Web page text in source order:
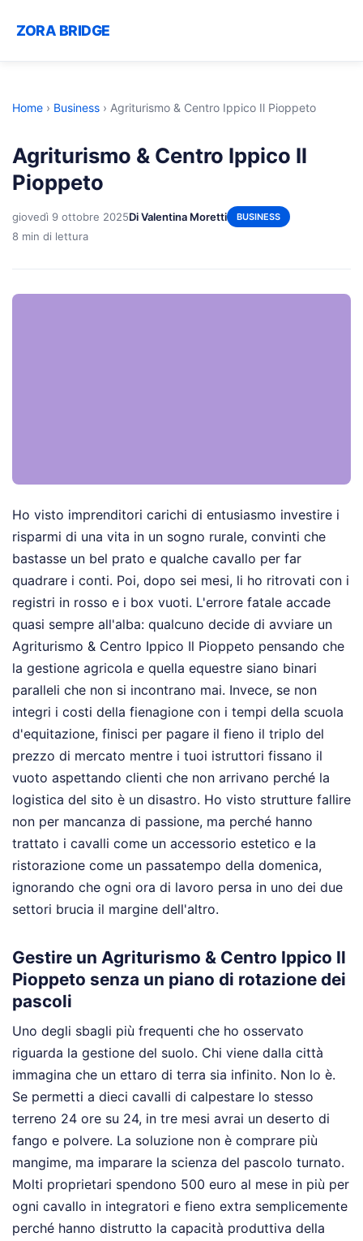
ZORA BRIDGE
Home › Business › Agriturismo & Centro Ippico Il Pioppeto
Agriturismo & Centro Ippico Il
Pioppeto
giovedì 9 ottobre 2025Di Valentina Moretti BUSINESS
8 min di lettura
Ho visto imprenditori carichi di entusiasmo investire i
risparmi di una vita in un sogno rurale, convinti che
bastasse un bel prato e qualche cavallo per far
quadrare i conti. Poi, dopo sei mesi, li ho ritrovati con i
registri in rosso e i box vuoti. L'errore fatale accade
quasi sempre all'alba: qualcuno decide di avviare un
Agriturismo & Centro Ippico Il Pioppeto pensando che
la gestione agricola e quella equestre siano binari
paralleli che non si incontrano mai. Invece, se non
integri i costi della fienagione con i tempi della scuola
d'equitazione, finisci per pagare il fieno il triplo del
prezzo di mercato mentre i tuoi istruttori fissano il
vuoto aspettando clienti che non arrivano perché la
logistica del sito è un disastro. Ho visto strutture fallire
non per mancanza di passione, ma perché hanno
trattato i cavalli come un accessorio estetico e la
ristorazione come un passatempo della domenica,
ignorando che ogni ora di lavoro persa in uno dei due
settori brucia il margine dell'altro.
Gestire un Agriturismo & Centro Ippico Il
Pioppeto senza un piano di rotazione dei
pascoli
Uno degli sbagli più frequenti che ho osservato
riguarda la gestione del suolo. Chi viene dalla città
immagina che un ettaro di terra sia infinito. Non lo è.
Se permetti a dieci cavalli di calpestare lo stesso
terreno 24 ore su 24, in tre mesi avrai un deserto di
fango e polvere. La soluzione non è comprare più
mangime, ma imparare la scienza del pascolo turnato.
Molti proprietari spendono 500 euro al mese in più per
ogni cavallo in integratori e fieno extra semplicemente
perché hanno distrutto la capacità produttiva della